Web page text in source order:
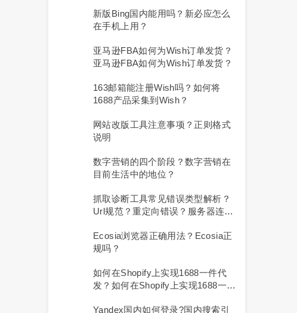
新版bing国内能用吗？新必应怎么
在手机上用？
亚马逊FBA如何为Wish订单发货？
亚马逊FBA如何为Wish订单发货？
163邮箱能注册Wish吗？如何将
1688产品采集到Wish？
网站改版工具注意事项？正则格式
说明
数字营销的四个阶段？数字营销在
目前生活中的地位？
抓取诊断工具常见错误类型解析？
Url规范？重定向错误？服务器连接
Ecosia浏览器正确用法？ecosia正
规吗？
如何在Shopify上实现1688一件代
发？如何在Shopify上实现1688一件
Yandex国内如何登录?国内搜索引